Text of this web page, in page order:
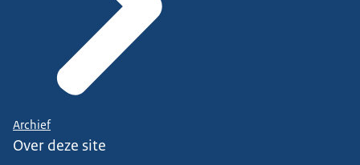
Archief
Over deze site